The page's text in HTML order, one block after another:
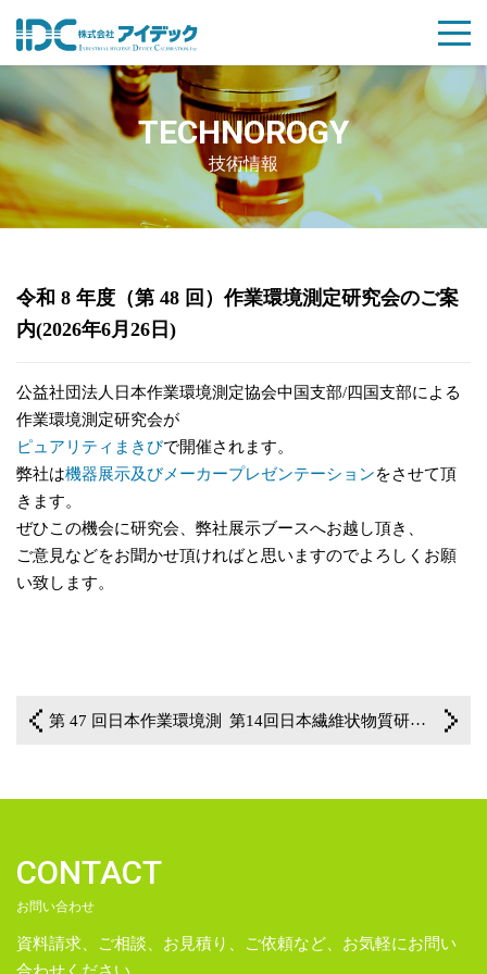
TECHNOROGY
技術情報
Posted
on
令和 8 年度（第 48 回）作業環境測定研究会のご案
内(2026年6月26日)
公益社団法人日本作業環境測定協会中国支部/四国支部による
作業環境測定研究会が
ピュアリティまきびで開催されます。
弊社は機器展示及びメーカープレゼンテーショ ンをさせて頂
きます。
ぜひこの機会に研究会、弊社展示ブースへお越し頂き、
ご意見などをお聞かせ頂ければと思いますのでよろしくお願
い致します。
第 47 回日本作業環境測定協会学術大会プレ発表会のご案内(2026年6月25日) 第14回日本繊維状物質研究学術集会開催のご案内(2026年7月30日～31日)
一覧に戻る
CONTACT
お問い合わせ
資料請求、ご相談、お見積り、ご依頼など、お気軽にお問い